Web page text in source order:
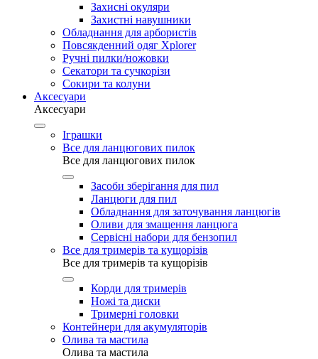
Захисні окуляри
Захистні навушники
Обладнання для арбористів
Повсякденний одяг Xplorer
Ручні пилки/ножовки
Секатори та сучкорізи
Сокири та колуни
Аксесуари
Аксесуари
Іграшки
Все для ланцюгових пилок
Все для ланцюгових пилок
Засоби зберігання для пил
Ланцюги для пил
Обладнання для заточування ланцюгів
Оливи для змащення ланцюга
Сервісні набори для бензопил
Все для тримерів та кущорізів
Все для тримерів та кущорізів
Корди для тримерів
Ножі та диски
Тримерні головки
Контейнери для акумуляторів
Олива та мастила
Олива та мастила